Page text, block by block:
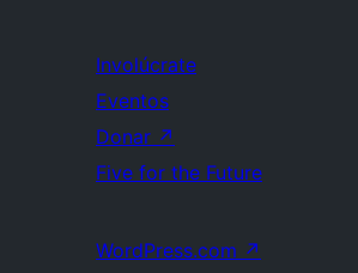
Involúcrate
Eventos
Donar ↗
Five for the Future
WordPress.com ↗